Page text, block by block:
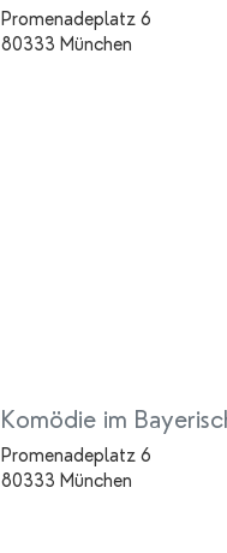
Promenadeplatz 6
80333 München
Komödie im
Promenadeplatz 6
80333 München